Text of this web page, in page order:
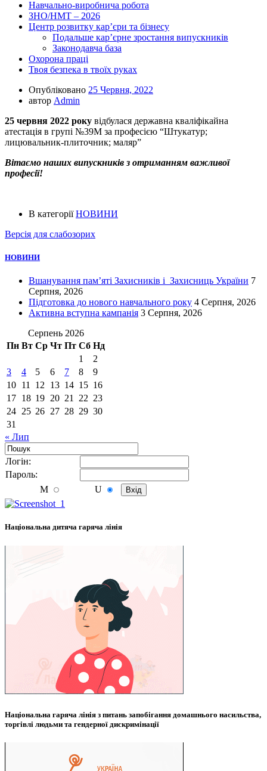
Навчально-виробнича робота
ЗНО/НМТ – 2026
Центр розвитку кар’єри та бізнесу
Подальше кар’єрне зростання випускників
Законодавча база
Охорона праці
Твоя безпека в твоїх руках
Опубліковано 25 Червня, 2022
автор Admin
25 червня 2022 року відбулася державна кваліфікайна
атестація в групі №39М за професією “Штукатур;
лицювальник-плиточник; маляр”
Вітаємо наших випускників з отриманням важливої
професії!
В категоріїНОВИНИ
Версія для слабозорих
НОВИНИ
Вшанування пам’яті Захисників і Захисниць України 7
Серпня, 2026
Підготовка до нового навчального року 4 Серпня, 2026
Активна вступна кампанія 3 Серпня, 2026
Серпень 2026
Пн Вт Ср Чт Пт Сб Нд
1
2
3
4 5 6 7 8
9
10 11 12 13 14 15 16
17 18 19 20 21 22 23
24 25 26 27 28 29 30
31
« Лип
Логiн:
Пароль:
M
U
Національна дитяча гаряча лінія
Національна гаряча лінія з питань запобігання домашнього насильства,
торгівлі людьми та гендерної дискримінації